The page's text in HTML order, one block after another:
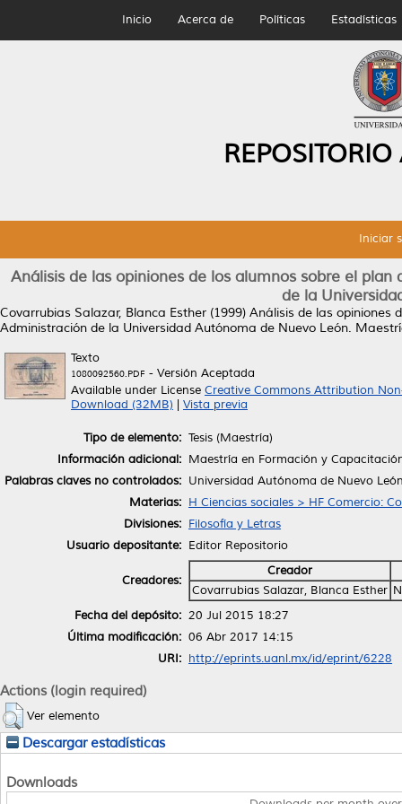
Inicio Acerca de Políticas Estadísticas
Iniciar
Análisis de las opiniones de los alumnos sobre el
de la
Covarrubias Salazar, Blanca Esther (1999) Análisis de las opiniones
Administración de la Universidad Autónoma de Nuevo León.
Texto
1080092560.PDF - Versión Aceptada
Available under License Creative Commons Attribution
Download (32MB)
Vista previa
Tipo de elemento: Tesis (Maestría)
Información adicional: Maestría en Formación y
Palabras claves no controlados: Universidad Autónoma de Nuevo
Materias: H Ciencias sociales > HF Comercio:
Divisiones: Filosofía y Letras
Usuario depositante: Editor Repositorio
Creadores:
Creador
Covarrubias Salazar, Blanca Esther
Fecha del depósito: 20 Jul 2015 18:27
Última modificación: 06 Abr 2017 14:15
URI: http://eprints.uanl.mx/id/eprint/6228
Actions (login required)
Ver elemento
Descargar estadísticas
Downloads